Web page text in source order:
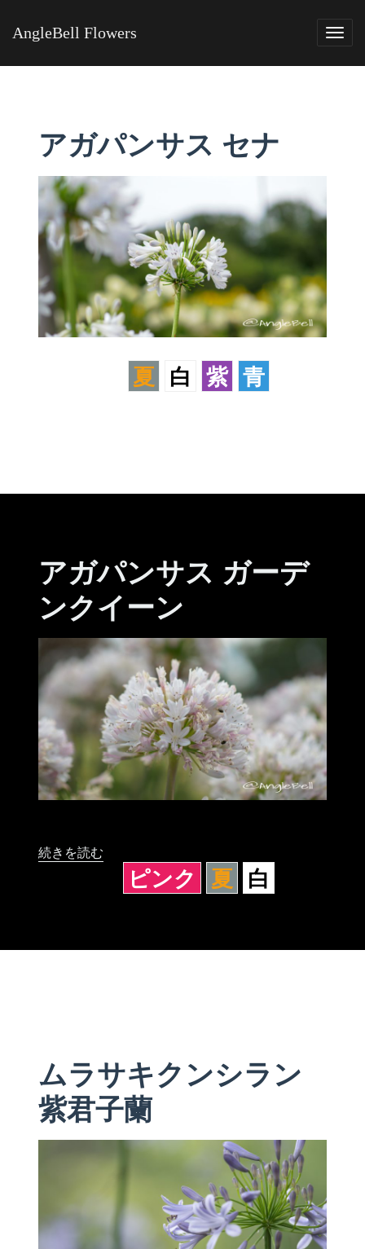
AngleBell Flowers
アガパンサス セナ
夏 白 紫 青
アガパンサス ガーデ
ンクイーン
“アガパンサス ガーデンクイーン” の
続きを読む
ピンク 夏 白
ムラサキクンシラン
紫君子蘭